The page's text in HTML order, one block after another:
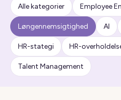
Alle kategorier Employee
Løngennemsigtighed AI
HR-stategi HR-
Talent Management